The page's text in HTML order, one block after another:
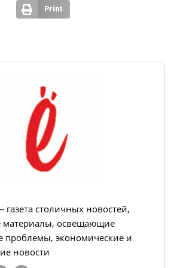
Print
газета столичных новостей,
материалы, освещающие
проблемы, экономические и
новости